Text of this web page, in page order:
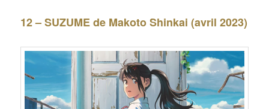
12 – SUZUME de Makoto Shinkai (avril 2023)